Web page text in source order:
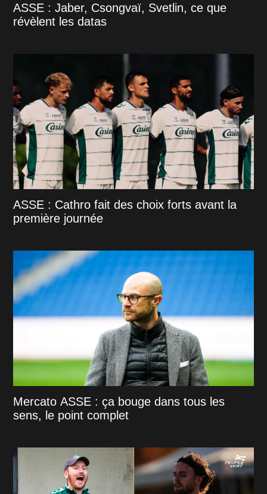
ASSE : Jaber, Csongvaï, Svetlin, ce que
révèlent les datas
ASSE : Cathro fait des choix forts avant la
première journée
Mercato ASSE : ça bouge dans tous les
sens, le point complet